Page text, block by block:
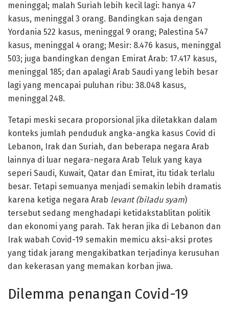
meninggal; malah Suriah lebih kecil lagi: hanya 47
kasus, meninggal 3 orang. Bandingkan saja dengan
Yordania 522 kasus, meninggal 9 orang; Palestina 547
kasus, meninggal 4 orang; Mesir: 8.476 kasus, meninggal
503; juga bandingkan dengan Emirat Arab: 17.417 kasus,
meninggal 185; dan apalagi Arab Saudi yang lebih besar
lagi yang mencapai puluhan ribu: 38.048 kasus,
meninggal 248.
Tetapi meski secara proporsional jika diletakkan dalam
konteks jumlah penduduk angka-angka kasus Covid di
Lebanon, Irak dan Suriah, dan beberapa negara Arab
lainnya di luar negara-negara Arab Teluk yang kaya
seperi Saudi, Kuwait, Qatar dan Emirat, itu tidak terlalu
besar. Tetapi semuanya menjadi semakin lebih dramatis
karena ketiga negara Arab levant (biladu syam)
tersebut sedang menghadapi ketidakstablitan politik
dan ekonomi yang parah. Tak heran jika di Lebanon dan
Irak wabah Covid-19 semakin memicu aksi-aksi protes
yang tidak jarang mengakibatkan terjadinya kerusuhan
dan kekerasan yang memakan korban jiwa.
Dilemma penangan Covid-19